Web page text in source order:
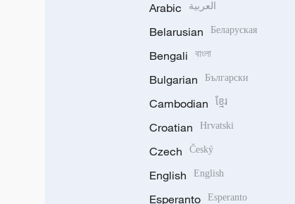
Arabic العربية
Belarusian Беларуская
Bengali বাংলা
Bulgarian Български
Cambodian ខ្មែរ
Croatian Hrvatski
Czech Český
English English
Esperanto Esperanto